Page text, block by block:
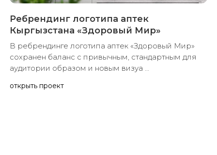
Ребрендинг логотипа аптек
Кыргызстана «Здоровый Мир»
В ребрендинге логотипа аптек «Здоровый Мир»
сохранен баланс с привычным, стандартным для